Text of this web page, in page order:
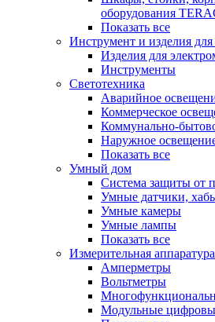
оборудования
Показать все
Инструмент и изделия
Изделия для
Инструменты
Светотехника
Аварийное
Коммерческое
Коммунально-
Наружное
Показать все
Умный дом
Система защиты от
Умные датчики,
Умные камеры
Умные лампы
Показать все
Измерительная аппаратура
Амперметры
Вольтметры
Модульные